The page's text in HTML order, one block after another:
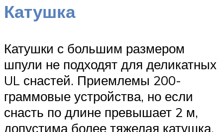
Катушка
Катушки с большим размером
шпули не подходят для деликатных
UL снастей. Приемлемы 200-
граммовые устройства, но если
снасть по длине превышает 2 м,
допустима более тяжелая катушка.